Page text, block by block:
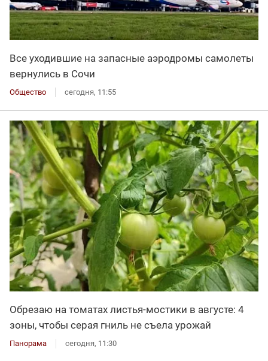
Все уходившие на запасные аэродромы самолеты
вернулись в Сочи
Общество сегодня, 11:55
Обрезаю на томатах листья-мостики в августе: 4
зоны, чтобы серая гниль не съела урожай
Панорама сегодня, 11:30